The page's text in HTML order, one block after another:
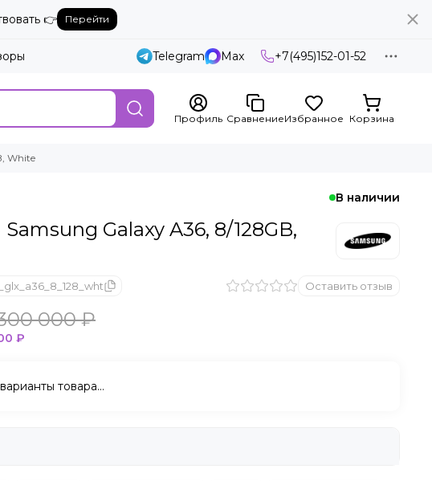
👉 Перейти
Telegram Max +7(495)152-01-52
Профиль СравнениеИзбранное Корзина
White
В наличии
Galaxy A36, 8/128GB,
Оставить отзыв
000 ₽
₽
товара…